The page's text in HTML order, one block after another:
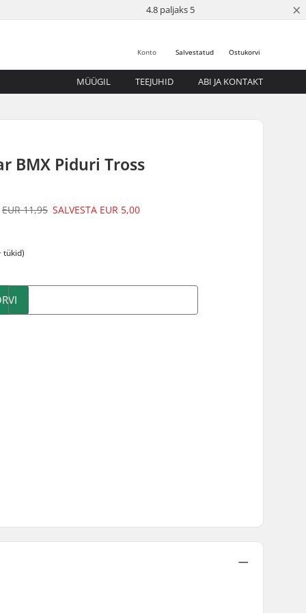
4.8 paljaks 5 ×
Ostukorvi
Salvestatud
Konto
MÜÜGIL TEEJUHID ABI JA KONTAKT
BMX Piduri Tross
EUR 11,95 SALVESTA EUR 5,00
tükid)